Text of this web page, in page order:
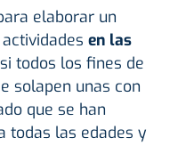
elaborar un
en las
todos los fines de
solapen unas con
que se han
todas las edades y